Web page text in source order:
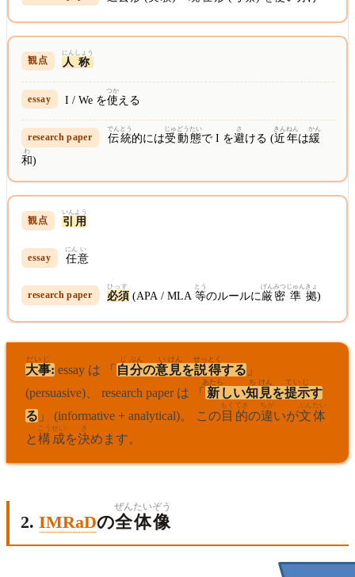
人
にん
称
しょう
I / We を使
つか
える
伝
でん
統
とう
的には受
じゅ
動
どう
態
たい
で I を避
さ
ける (近年
きんねん
は緩
かん
和
わ
)
引
いん
用
よう
任
にん
意
い
必須
ひっす
(APA / MLA 等
とう
のルールに厳密
げんみつ
準
じゅん
拠
きょ
)
大事
だいじ
: essay は 「 自
じ
分
ぶん
の意
い
見
けん
を説
せっ
得
とく
する 」
(persuasive)、 research paper は 「 新
あたら
しい知
ち
見
けん
を提示
ていじ
す
る 」 (informative + analytical)。 この目的
もくてき
の違
ちが
いが文体
ぶんたい
と構成
こうせい
を決
き
めます。
2. IMRaDの全
ぜん
体
たい
像
ぞう